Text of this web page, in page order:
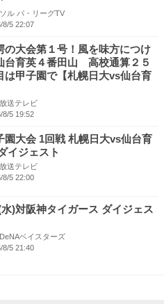
ル パ・リーグTV
8/5 22:07
の大会第１号！風を味方につけ
台育英４番田山 高校通算２５
は甲子園で【札幌日大vs仙台育
送テレビ
8/5 19:52
園大会 1回戦 札幌日大vs仙台育
イジェスト
送テレビ
8/5 22:00
)対阪神タイガース ダイジェス
ベイスターズ
8/5 21:40